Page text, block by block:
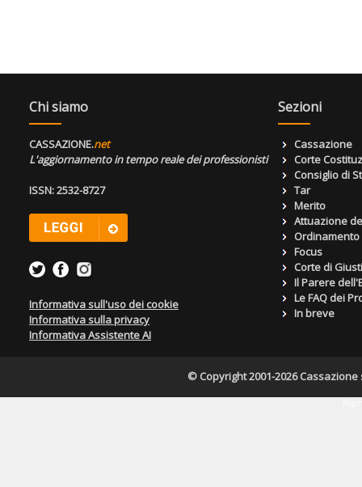
Chi siamo
CASSAZIONE.net
L'aggiornamento in tempo reale dei professionisti
ISSN: 2532-8727
Informativa sull'uso dei cookie
Informativa sulla privacy
Informativa Assistente AI
Sezioni
Cassazione
Corte
Consiglio di
Tar
Merito
Attuazione
Focus
Corte di
Il Parere
Le FAQ dei
In breve
© Copyright 2001-2026 Cassazione